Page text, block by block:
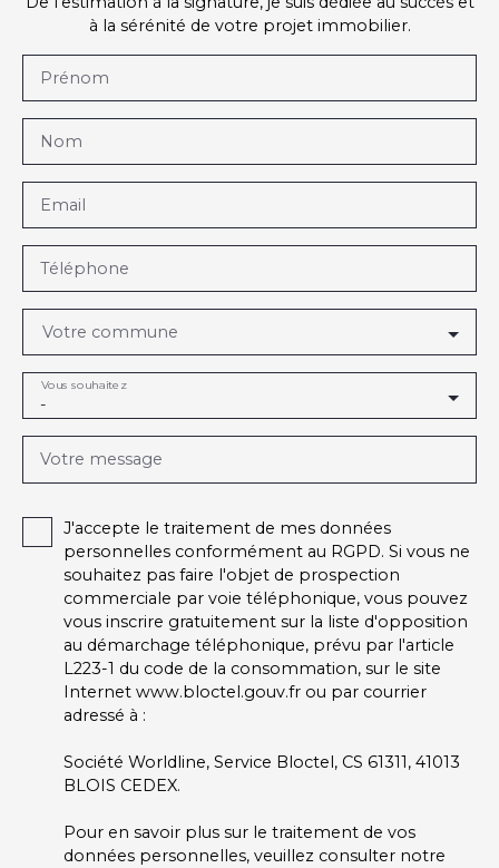
à la sérénité de votre projet immobilier.
Prénom
Nom
Email
Téléphone
Votre commune
-
Vous souhaitez
Votre message
J'accepte le traitement de mes données
personnelles conformément au RGPD. Si vous ne
souhaitez pas faire l'objet de prospection
commerciale par voie téléphonique, vous pouvez
vous inscrire gratuitement sur la liste d'opposition
au démarchage téléphonique, prévu par l'article
L223-1 du code de la consommation, sur le site
Internet www.bloctel.gouv.fr ou par courrier
adressé à :
Société Worldline, Service Bloctel, CS 61311, 41013
BLOIS CEDEX.
Pour en savoir plus sur le traitement de vos
données personnelles, veuillez consulter notre